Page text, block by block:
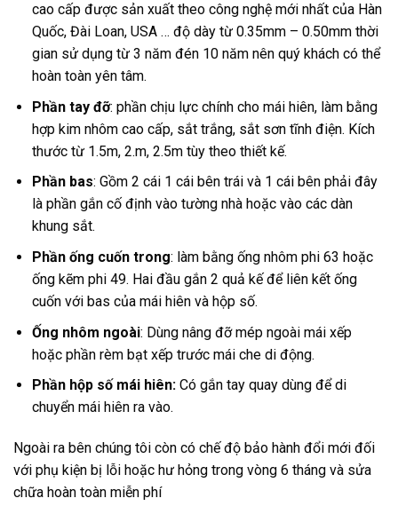
cao cấp được sản xuất theo công nghệ mới nhất của Hàn
Quốc, Đài Loan, USA … độ dày từ 0.35mm – 0.50mm thời
gian sử dụng từ 3 năm đén 10 năm nên quý khách có thể
hoàn toàn yên tâm.
Phần tay đỡ: phần chịu lực chính cho mái hiên, làm bằng
hợp kim nhôm cao cấp, sắt trắng, sắt sơn tĩnh điện. Kích
thước từ 1.5m, 2.m, 2.5m tùy theo thiết kế.
Phần bas: Gồm 2 cái 1 cái bên trái và 1 cái bên phải đây
là phần gắn cố định vào tường nhà hoặc vào các dàn
khung sắt.
Phần ống cuốn trong: làm bằng ống nhôm phi 63 hoặc
ống kẽm phi 49. Hai đầu gắn 2 quả kế để liên kết ống
cuốn với bas của mái hiên và hộp số.
Ống nhôm ngoài: Dùng nâng đỡ mép ngoài mái xếp
hoặc phần rèm bạt xếp trước mái che di động.
Phần hộp số mái hiên: Có gắn tay quay dùng để di
chuyển mái hiên ra vào.
Ngoài ra bên chúng tôi còn có chế độ bảo hành đổi mới đối
với phụ kiện bị lỗi hoặc hư hỏng trong vòng 6 tháng và sửa
chữa hoàn toàn miễn phí